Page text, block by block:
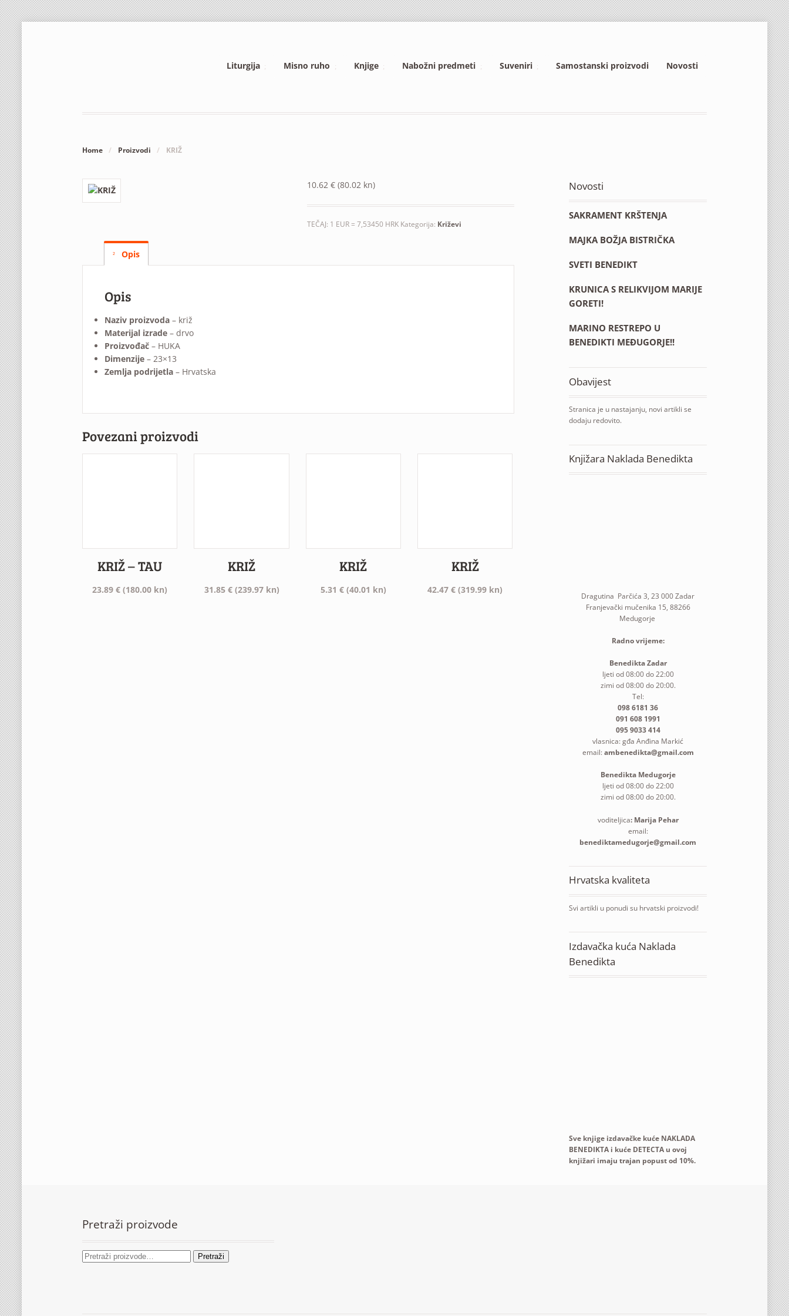
Liturgija Misno ruho Knjige Nabožni predmeti Suveniri Samostanski proizvodi Novosti
Home / Proizvodi / KRIŽ
10.62 € (80.02 kn)
TEČAJ: 1 EUR = 7,53450 HRK Kategorija: Križevi
Opis
Opis
Naziv proizvoda– križ
Materijal izrade– drvo
Proizvođač– HUKA
Dimenzije– 23×13
Zemlja podrijetla– Hrvatska
Povezani proizvodi
KRIŽ – TAU
23.89€ (180.00 kn)
KRIŽ
31.85 € (239.97 kn)
KRIŽ
5.31 € (40.01 kn)
KRIŽ
42.47€ (319.99 kn)
Novosti
SAKRAMENT KRŠTENJA
MAJKA BOŽJA BISTRIČKA
SVETI BENEDIKT
KRUNICA S RELIKVIJOM MARIJE
GORETI!
MARINO RESTREPO U
BENEDIKTI MEĐUGORJE!!
Obavijest
Stranica je u nastajanju, novi artikli se
dodaju redovito.
Knjižara Naklada Benedikta
Dragutina Parčića 3, 23 000 Zadar
Franjevački mučenika 15, 88266
Medugorje
Radno vrijeme:
Benedikta Zadar
ljeti od 08:00 do 22:00
zimi od 08:00 do 20:00.
Tel:
098 6181 36
091 608 1991
095 9033 414
vlasnica: gđa Anđina Markić
email:ambenedikta@gmail.com
Benedikta Medugorje
ljeti od 08:00 do 22:00
zimi od 08:00 do 20:00.
voditeljica: Marija Pehar
email:
benediktamedugorje@gmail.com
Hrvatska kvaliteta
Svi artikli u ponudi su hrvatski proizvodi!
Izdavačka kuća Naklada
Benedikta
Sve knjige izdavačke kuće NAKLADA
BENEDIKTA i kuće DETECTA u ovoj
knjižari imaju trajan popust od 10%.
Pretraži proizvode
Pretraži